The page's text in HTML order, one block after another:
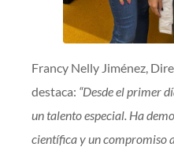
Francy Nelly Jiménez,
destaca: “Desde el primer
un talento especial. Ha
científica y un compromiso